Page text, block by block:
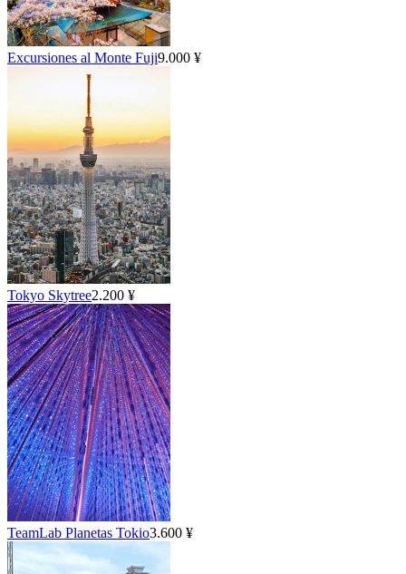
Excursiones al Monte Fuji9.000 ¥
Tokyo Skytree2.200 ¥
TeamLab Planetas Tokio3.600 ¥